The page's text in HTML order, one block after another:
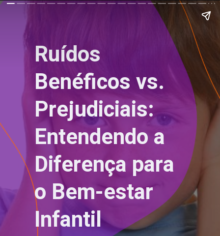
Ruídos
Benéficos vs.
Prejudiciais:
Entendendo a
Diferença para
o Bem-estar
Infantil